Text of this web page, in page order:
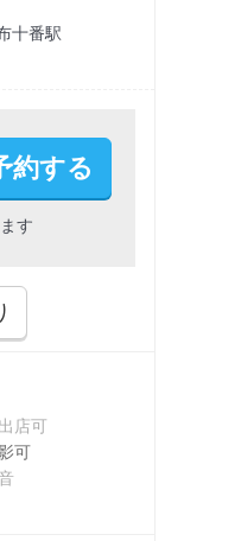
十番駅
約する
す
店可
可